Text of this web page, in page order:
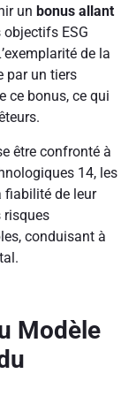
un bonus allant
objectifs ESG
de la
par un tiers
ce bonus, ce qui
être confronté à
14, les
fiabilité de leur
risques
conduisant à
Modèle